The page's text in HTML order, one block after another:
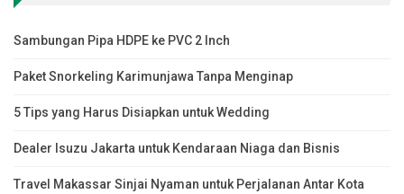
Sambungan Pipa HDPE ke PVC 2 Inch
Paket Snorkeling Karimunjawa Tanpa Menginap
5 Tips yang Harus Disiapkan untuk Wedding
Dealer Isuzu Jakarta untuk Kendaraan Niaga dan Bisnis
Travel Makassar Sinjai Nyaman untuk Perjalanan Antar Kota